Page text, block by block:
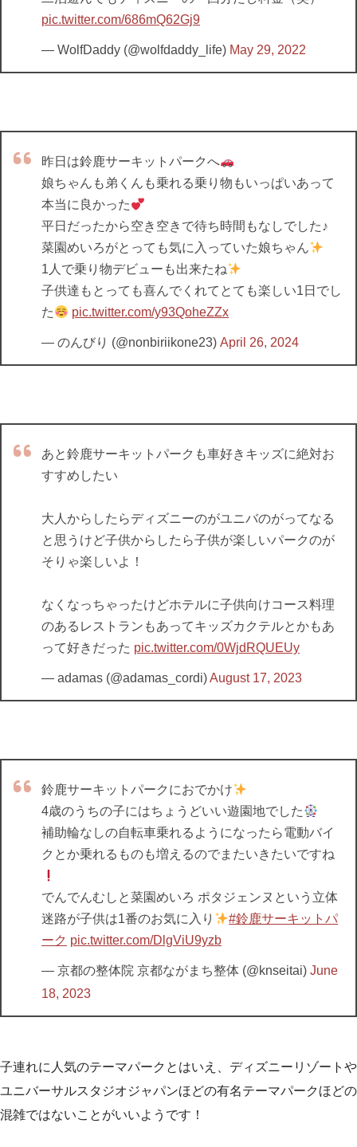
pic.twitter.com/686mQ62Gj9
— WolfDaddy (@wolfdaddy_life) May 29, 2022
昨日は鈴鹿サーキットパークへ
娘ちゃんも弟くんも乗れる乗り物もいっぱいあって
本当に良かった
平日だったから空き空きで待ち時間もなしでした♪
菜園めいろがとっても気に入っていた娘ちゃん
1人で乗り物デビューも出来たね
子供達もとっても喜んでくれてとても楽しい1日でし
た
pic.twitter.com/y93QoheZZx
— のんびり (@nonbiriikone23) April 26, 2024
あと鈴鹿サーキットパークも車好きキッズに絶対お
すすめしたい
大人からしたらディズニーのがユニバのがってなる
と思うけど子供からしたら子供が楽しいパークのが
そりゃ楽しいよ！
なくなっちゃったけどホテルに子供向けコース料理
のあるレストランもあってキッズカクテルとかもあ
って好きだった pic.twitter.com/0WjdRQUEUy
— adamas (@adamas_cordi)August 17, 2023
鈴鹿サーキットパークにおでかけ
4歳のうちの子にはちょうどいい遊園地でした
補助輪なしの自転車乗れるようになったら電動バイ
クとか乗れるものも増えるのでまたいきたいですね
でんでんむしと菜園めいろ ポタジェンヌという立体
迷路が子供は1番のお気に入り
#鈴鹿サーキットパ
ーク pic.twitter.com/DlgViU9yzb
— 京都の整体院 京都ながまち整体 (@knseitai) June
18, 2023
子連れに人気のテーマパークとはいえ、ディズニーリゾートや
ユニバーサルスタジオジャパンほどの有名テーマパークほどの
混雑ではないことがいいようです！